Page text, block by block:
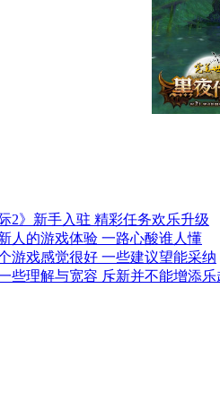
2》新手入驻 精彩任务欢乐升级
人的游戏体验 一路心酸谁人懂
游戏感觉很好 一些建议望能采纳
些理解与宽容 斥新并不能增添乐